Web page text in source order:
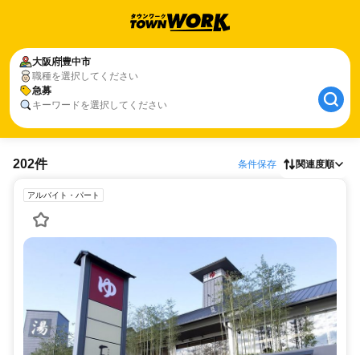
大阪府豊中市
職種を選択してください
急募
キーワードを選択してください
202件 条件保存 関連度順
アルバイト・パート